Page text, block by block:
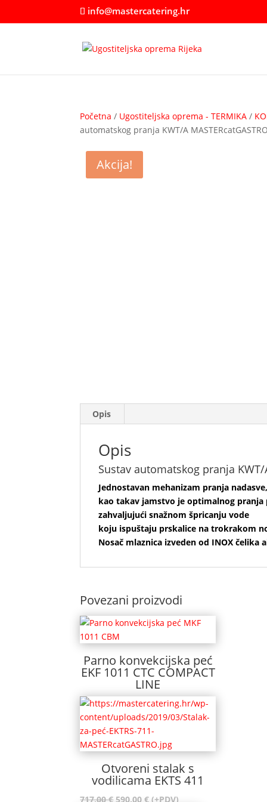
info@mastercatering.hr
Početna / Ugostiteljska oprema - TERMIKA /
automatskog pranja KWT/A MASTERcatGASTRO
Opis
Opis
Sustav automatskog pranja KWT/
Jednostavan mehanizam pranja
kao takav jamstvo je optimalnog pranja
zahvaljujući snažnom špricanju vode
koju ispuštaju prskalice na trokrakom
Nosač mlaznica izveden od INOX čelika
Povezani proizvodi
Parno konvekcijska peć
EKF 1011 CTC COMPACT
LINE
Akcija!
Otvoreni stalak s
vodilicama EKTS 411
717,00€ Izvorna
590,00€Trenutna
(+PDV)